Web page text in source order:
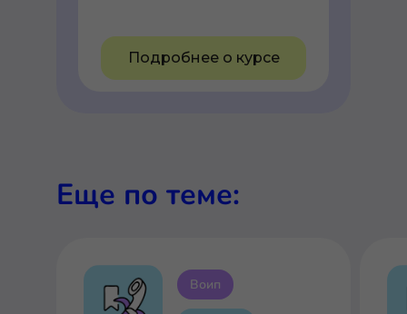
Подробнее о курсе
Еще по теме:
Воип